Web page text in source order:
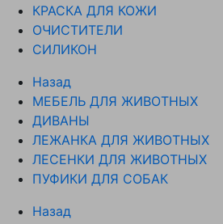
КРАСКА ДЛЯ КОЖИ
ОЧИСТИТЕЛИ
СИЛИКОН
Назад
МЕБЕЛЬ ДЛЯ ЖИВОТНЫХ
ДИВАНЫ
ЛЕЖАНКА ДЛЯ ЖИВОТНЫХ
ЛЕСЕНКИ ДЛЯ ЖИВОТНЫХ
ПУФИКИ ДЛЯ СОБАК
Назад